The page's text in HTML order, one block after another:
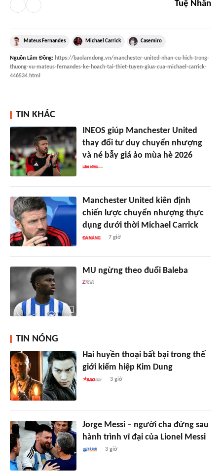
Tuệ Nhân
Mateus Fernandes Michael Carrick Casemiro
Nguồn Lâm Đồng: https://baolamdong.vn/manchester-united-nhan-cu-hich-trong-
thuong-vu-mateus-fernandes-ke-hoach-tai-thiet-tuyen-giua-cua-michael-carrick-
446534.html
TIN KHÁC
INEOS giúp Manchester United
thay đổi tư duy chuyển nhượng
và né bẫy giá ảo mùa hè 2026
Manchester United kiên định
chiến lược chuyển nhượng thực
dụng dưới thời Michael Carrick
7 giờ
MU ngừng theo đuổi Baleba
TIN NÓNG
Hai huyền thoại bất bại trong thế
giới kiếm hiệp Kim Dung
3 giờ
Jorge Messi – người cha đứng sau
hành trình vĩ đại của Lionel Messi
3 giờ